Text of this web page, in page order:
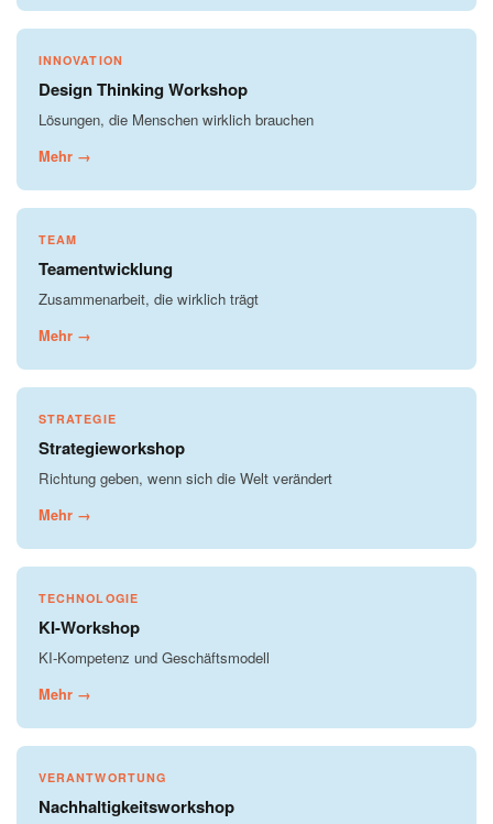
INNOVATION
Design Thinking Workshop
Lösungen, die Menschen wirklich brauchen
Mehr →
TEAM
Teamentwicklung
Zusammenarbeit, die wirklich trägt
Mehr →
STRATEGIE
Strategieworkshop
Richtung geben, wenn sich die Welt verändert
Mehr →
TECHNOLOGIE
KI-Workshop
KI-Kompetenz und Geschäftsmodell
Mehr →
VERANTWORTUNG
Nachhaltigkeitsworkshop